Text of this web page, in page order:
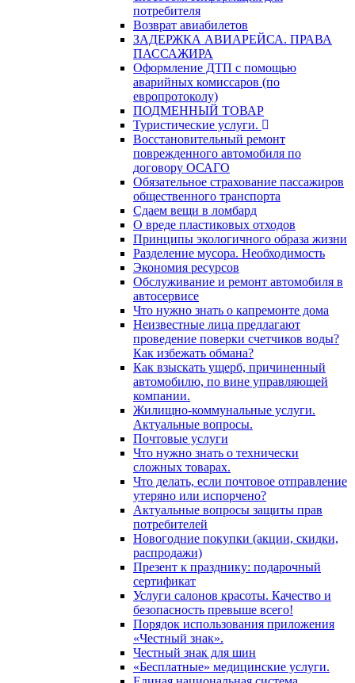
потребителя
Возврат авиабилетов
ЗАДЕРЖКА АВИАРЕЙСА. ПРАВА
ПАССАЖИРА
Оформление ДТП с помощью
аварийных комиссаров (по
европротоколу)
ПОДМЕННЫЙ ТОВАР
Туристические услуги.
Восстановительный ремонт
поврежденного автомобиля по
договору ОСАГО
Обязательное страхование пассажиров
общественного транспорта
Сдаем вещи в ломбард
О вреде пластиковых отходов
Принципы экологичного образа жизни
Разделение мусора. Необходимость
Экономия ресурсов
Обслуживание и ремонт автомобиля в
автосервисе
Что нужно знать о капремонте дома
Неизвестные лица предлагают
проведение поверки счетчиков воды?
Как избежать обмана?
Как взыскать ущерб, причиненный
автомобилю, по вине управляющей
компании.
Жилищно-коммунальные услуги.
Актуальные вопросы.
Почтовые услуги
Что нужно знать о технически
сложных товарах.
Что делать, если почтовое отправление
утеряно или испорчено?
Актуальные вопросы защиты прав
потребителей
Новогодние покупки (акции, скидки,
распродажи)
Презент к празднику: подарочный
сертификат
Услуги салонов красоты. Качество и
безопасность превыше всего!
Порядок использования приложения
«Честный знак».
Честный знак для шин
«Бесплатные» медицинские услуги.